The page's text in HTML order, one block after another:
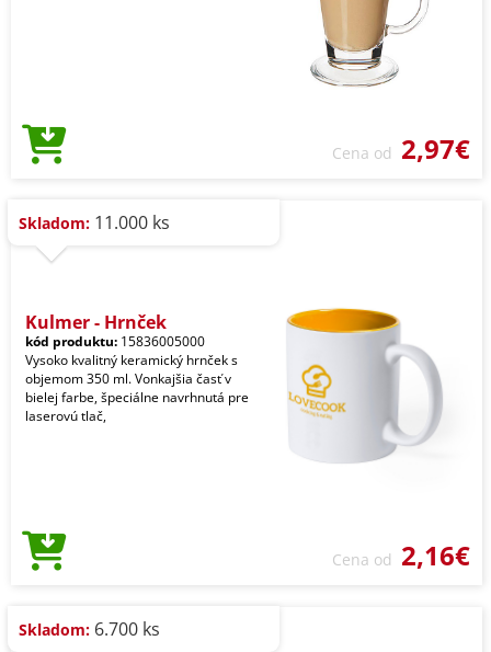
Cena od 2,97€
Skladom: 11.000 ks
Kulmer - Hrnček
kód produktu: 15836005000
Vysoko kvalitný keramický hrnček s
objemom 350 ml. Vonkajšia časť v
bielej farbe, špeciálne navrhnutá pre
laserovú tlač,
Cena od 2,16€
Skladom: 6.700 ks